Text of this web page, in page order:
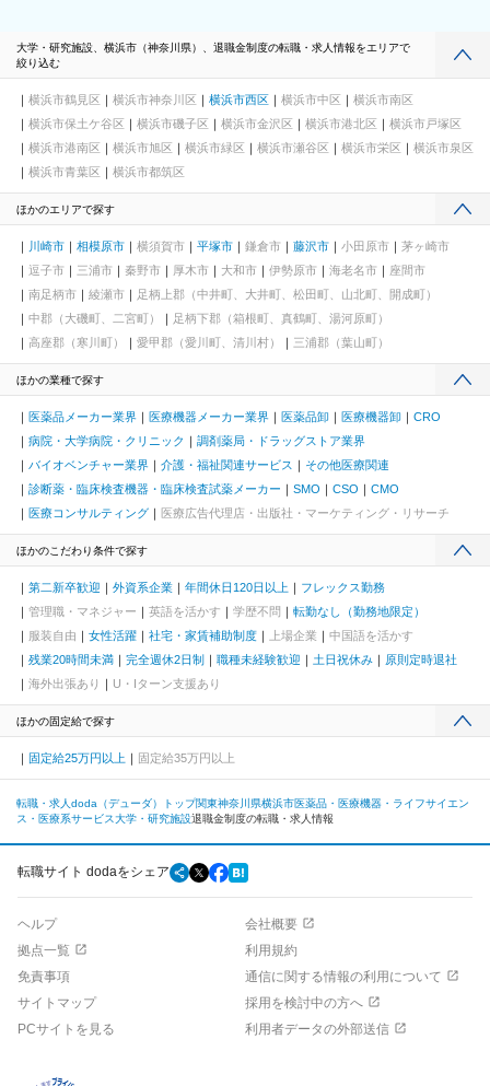
大学・研究施設、横浜市（神奈川県）、退職金制度の転職・求人情報をエリアで
絞り込む
横浜市鶴見区 横浜市神奈川区 横浜市西区 横浜市中区
横浜市南区
横浜市保土ケ谷区
横浜市磯子区 横浜市金沢区 横浜市港北区
横浜市戸塚区
横浜市港南区
横浜市旭区 横浜市緑区 横浜市瀬谷区 横浜市栄区
横浜市泉区
横浜市青葉区
横浜市都筑区
ほかのエリアで探す
川崎市 相模原市 横須賀市 平塚市 鎌倉市 藤沢市 小田原市
茅ヶ崎市
逗子市
三浦市 秦野市 厚木市 大和市 伊勢原市 海老名市
座間市
南足柄市
綾瀬市
足柄上郡（中井町、大井町、松田町、山北町、開成町）
中郡（大磯町、二宮町）
足柄下郡（箱根町、真鶴町、湯河原町）
高座郡（寒川町）
愛甲郡（愛川町、清川村） 三浦郡（葉山町）
ほかの業種で探す
医薬品メーカー業界 医療機器メーカー業界 医薬品卸 医療機器卸
CRO
病院・大学病院・クリニック
調剤薬局・ドラッグストア業界
バイオベンチャー業界
介護・福祉関連サービス
その他医療関連
診断薬・臨床検査機器・臨床検査試薬メーカー
SMO CSO
CMO
医療コンサルティング
医療広告代理店・出版社・マーケティング・リサーチ
ほかのこだわり条件で探す
第二新卒歓迎 外資系企業 年間休日120日以上
フレックス勤務
管理職・マネジャー
英語を活かす 学歴不問
転勤なし（勤務地限定）
服装自由
女性活躍 社宅・家賃補助制度 上場企業
中国語を活かす
残業20時間未満
完全週休2日制 職種未経験歓迎 土日祝休み
原則定時退社
海外出張あり
U・Iターン支援あり
ほかの固定給で探す
固定給25万円以上 固定給35万円以上
転職・求人doda（デューダ）トップ関東神奈川県横浜市医薬品・医療機器・ライフサイエン
ス・医療系サービス大学・研究施設退職金制度の転職・求人情報
転職サイト dodaをシェア
ヘルプ
会社概要
拠点一覧
利用規約
免責事項
通信に関する情報の利用について
サイトマップ
採用を検討中の方へ
PCサイトを見る
利用者データの外部送信